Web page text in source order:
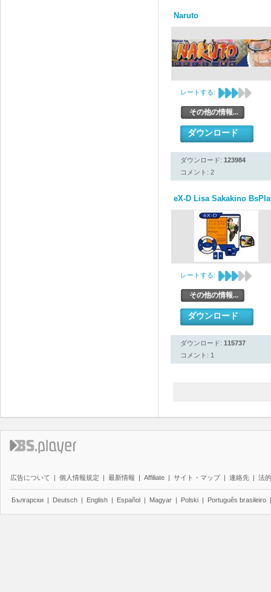
Naruto
レートする:
その他の情報...
ダウンロード
ダウンロード: 123984
コメント: 2
eX-D Lisa Sakakino
レートする:
その他の情報...
ダウンロード
ダウンロード: 115737
コメント: 1
広告について | 個人情報規定 | 最新情報 | Affiliate | サイト・マップ | 連絡先 | 法
Български | Deutsch | English | Español | Magyar | Polski | Português brasileiro